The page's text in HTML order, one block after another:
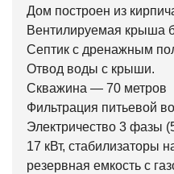
Дом построен из
Вентилируемая крыша
Септик с дренажным
Отвод воды с крыши.
Скважина — 70 метров
Фильтрация питьевой
Электричество 3 фазы
17 кВт, стабилизаторы
резервная емкость с